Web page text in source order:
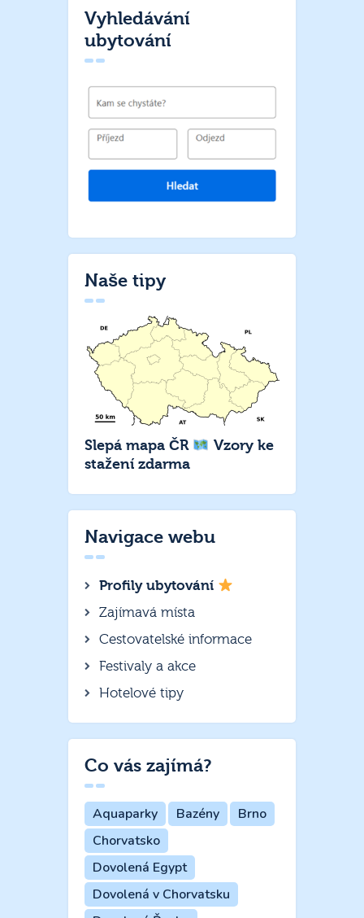
Vyhledávání
ubytování
Naše tipy
Slepá mapa ČR
Vzory ke
stažení zdarma
Navigace webu
Profily ubytování
Zajímavá místa
Cestovatelské informace
Festivaly a akce
Hotelové tipy
Co vás zajímá?
Aquaparky Bazény
Brno
Chorvatsko
Dovolená Egypt
Dovolená v Chorvatsku